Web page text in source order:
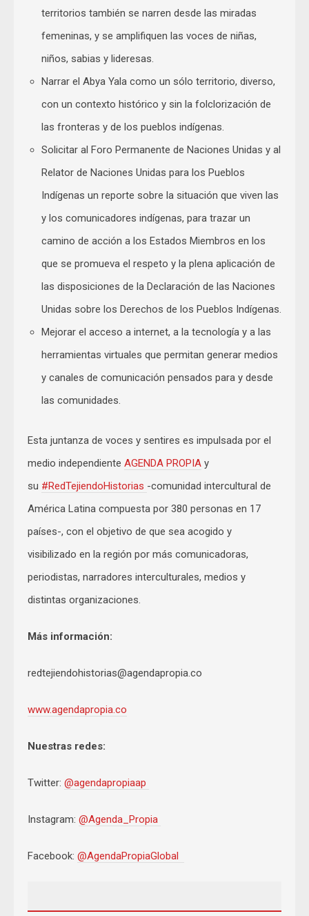
territorios también se narren desde las miradas
femeninas, y se amplifiquen las voces de niñas,
niños, sabias y lideresas.
Narrar el Abya Yala como un sólo territorio, diverso,
con un contexto histórico y sin la folclorización de
las fronteras y de los pueblos indígenas.
Solicitar al Foro Permanente de Naciones Unidas y al
Relator de Naciones Unidas para los Pueblos
Indígenas un reporte sobre la situación que viven las
y los comunicadores indígenas, para trazar un
camino de acción a los Estados Miembros en los
que se promueva el respeto y la plena aplicación de
las disposiciones de la Declaración de las Naciones
Unidas sobre los Derechos de los Pueblos Indígenas.
Mejorar el acceso a internet, a la tecnología y a las
herramientas virtuales que permitan generar medios
y canales de comunicación pensados para y desde
las comunidades.
Esta juntanza de voces y sentires es impulsada por el
medio independiente AGENDA PROPIA y
su #RedTejiendoHistorias -comunidad intercultural de
América Latina compuesta por 380 personas en 17
países-, con el objetivo de que sea acogido y
visibilizado en la región por más comunicadoras,
periodistas, narradores interculturales, medios y
distintas organizaciones.
Más información:
redtejiendohistorias@agendapropia.co
www.agendapropia.co
Nuestras redes:
Twitter: @agendapropiaap
Instagram: @Agenda_Propia
Facebook: @AgendaPropiaGlobal